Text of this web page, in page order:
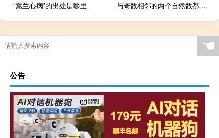
“蕙兰心病”的出处是哪里
与奇数相邻的两个自然数都是奇数（相邻的两个自然数一定是互质数）
☚
公告